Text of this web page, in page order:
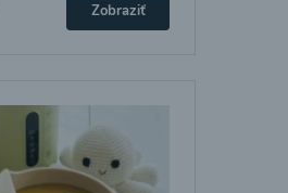
Zobraziť